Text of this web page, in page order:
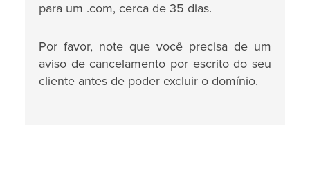
para um .com, cerca de 35 dias.
Por favor, note que você precisa de um
aviso de cancelamento por escrito do seu
cliente antes de poder excluir o domínio.